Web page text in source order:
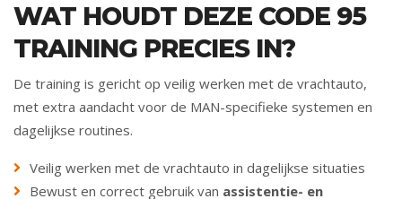
WAT HOUDT DEZE CODE 95
TRAINING PRECIES IN?
De training is gericht op veilig werken met de vrachtauto,
met extra aandacht voor de MAN-specifieke systemen en
dagelijkse routines.
Veilig werken met de vrachtauto in dagelijkse situaties
Bewust en correct gebruik van assistentie- en